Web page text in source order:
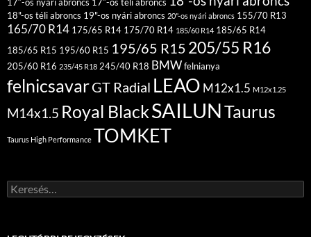
18"-os téli abroncs 19"-os nyári abroncs 20"-os nyári abroncs 155/70 R13
165/70 R14 175/65 R14 175/70 R14 185/60 R14 185/65 R14
185/65 R15 195/60 R15 195/65 R15 205/55 R16
205/60 R16 235/45 R18 245/40 R18 BMWfelnianya
felnicsavarGT Radial LEAO M12x1.5 M12x1.25
M14x1.5 Royal BlackSAILUNTaurus
Taurus High Performance TOMKET
Keresés: